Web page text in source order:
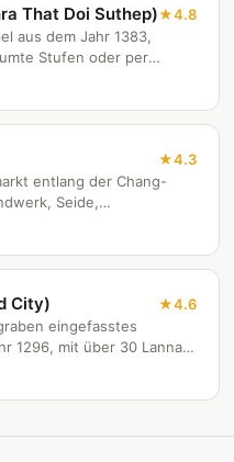
That Doi Suthep)
4.8
aus dem Jahr 1383,
Stufen oder per
eine Buddha-Reliquie,
4.3
entlang der Chang-
Seide,
Streetfood. Der
City)
4.6
eingefasstes
1296, mit über 30 Lanna-
Tha-Phä-Tor, Sunday